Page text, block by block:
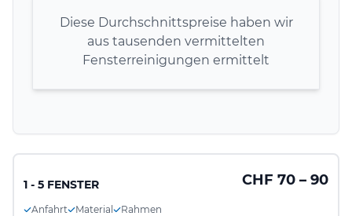
Diese Durchschnittspreise haben wir
aus tausenden vermittelten
Fensterreinigungen ermittelt
1 - 5 FENSTER CHF 70 – 90
Anfahrt Material Rahmen